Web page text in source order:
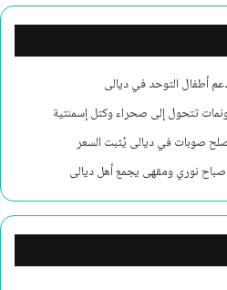
أطفال التوحد في ديالى
تتحول إلى صحراء وكتل إسمنتية
صوبات في ديالى يُثبت السعر